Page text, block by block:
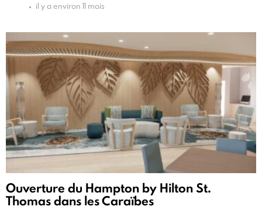
il y a environ 11 mois
Ouverture du Hampton by Hilton St.
Thomas dans les Caraïbes